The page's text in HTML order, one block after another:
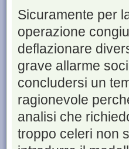
Sicuramente per
operazione
deflazionare
grave allarme
concludersi un
ragionevole
analisi che
troppo celeri non